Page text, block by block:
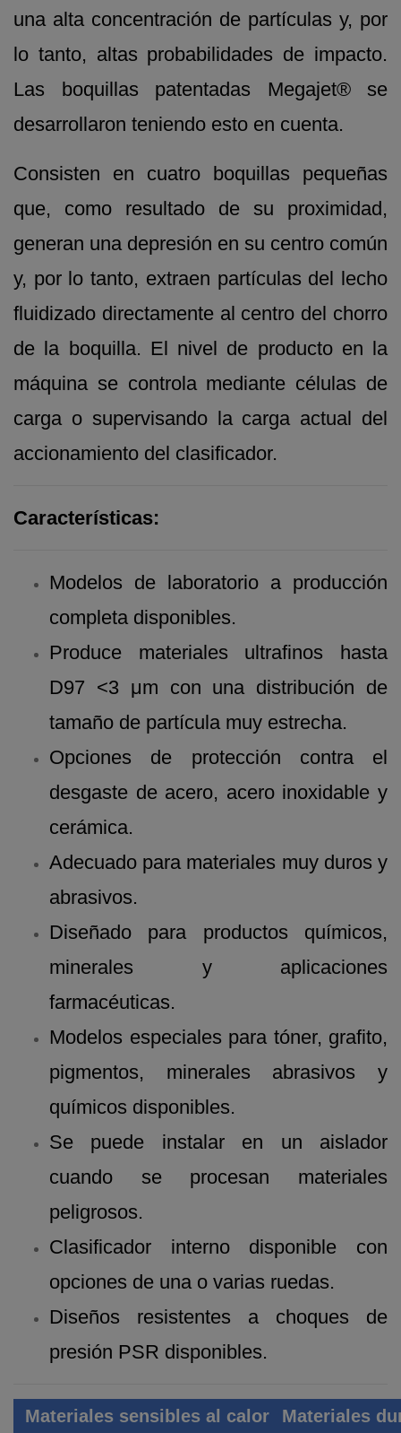
una alta concentración de partículas y, por
lo tanto, altas probabilidades de impacto.
Las boquillas patentadas Megajet® se
desarrollaron teniendo esto en cuenta.
Consisten en cuatro boquillas pequeñas
que, como resultado de su proximidad,
generan una depresión en su centro común
y, por lo tanto, extraen partículas del lecho
fluidizado directamente al centro del chorro
de la boquilla. El nivel de producto en la
máquina se controla mediante células de
carga o supervisando la carga actual del
accionamiento del clasificador.
Características:
Modelos de laboratorio a producción
completa disponibles.
Produce materiales ultrafinos hasta
D97 <3 μm con una distribución de
tamaño de partícula muy estrecha.
Opciones de protección contra el
desgaste de acero, acero inoxidable y
cerámica.
Adecuado para materiales muy duros y
abrasivos.
Diseñado para productos químicos,
minerales y aplicaciones
farmacéuticas.
Modelos especiales para tóner, grafito,
pigmentos, minerales abrasivos y
químicos disponibles.
Se puede instalar en un aislador
cuando se procesan materiales
peligrosos.
Clasificador interno disponible con
opciones de una o varias ruedas.
Diseños resistentes a choques de
presión PSR disponibles.
Materiales sensibles al calor Materiales